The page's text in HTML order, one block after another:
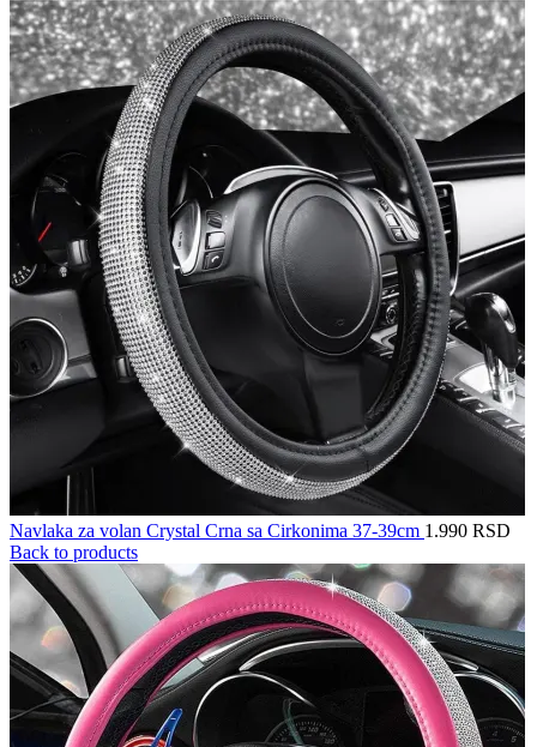
Navlaka za volan Crystal Crna sa Cirkonima 37-39cm 1.990 RSD
Back to products